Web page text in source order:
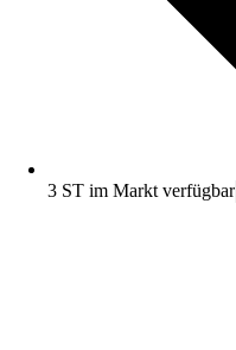
3 ST im Markt verfügbar